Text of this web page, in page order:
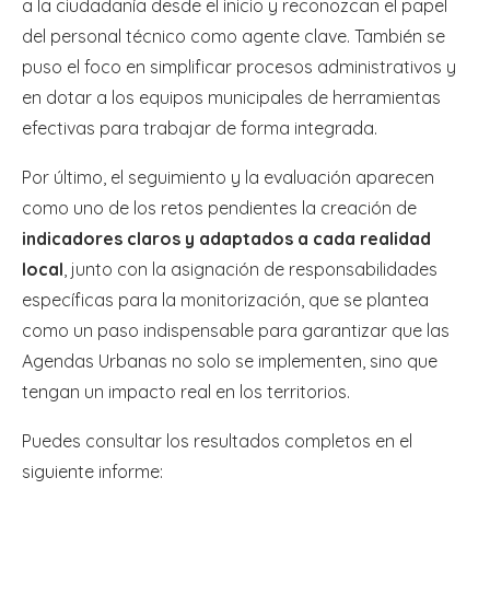
a la ciudadanía desde el inicio y reconozcan el papel
del personal técnico como agente clave. También se
puso el foco en simplificar procesos administrativos y
en dotar a los equipos municipales de herramientas
efectivas para trabajar de forma integrada.
Por último, el seguimiento y la evaluación aparecen
como uno de los retos pendientes la creación de
indicadores claros y adaptados a cada realidad
local, junto con la asignación de responsabilidades
específicas para la monitorización, que se plantea
como un paso indispensable para garantizar que las
Agendas Urbanas no solo se implementen, sino que
tengan un impacto real en los territorios.
Puedes consultar los resultados completos en el
siguiente informe: